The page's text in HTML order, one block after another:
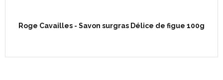
Roge Cavailles - Savon surgras Délice de figue 100g